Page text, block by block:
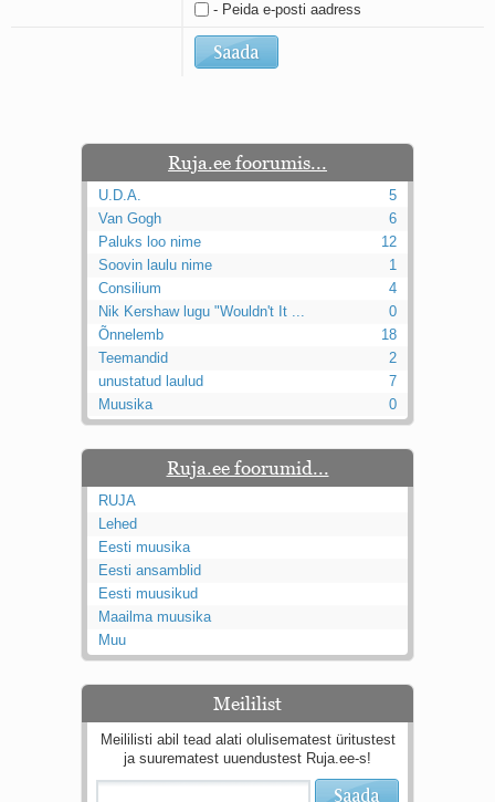
- Peida e-posti aadress
Ruja.ee foorumis...
U.D.A.
5
Van Gogh
6
Paluks loo nime
12
Soovin laulu nime
1
Consilium
4
Nik Kershaw lugu "Wouldn't It ...
0
Õnnelemb
18
Teemandid
2
unustatud laulud
7
Muusika
0
Ruja.ee foorumid...
RUJA
Lehed
Eesti muusika
Eesti ansamblid
Eesti muusikud
Maailma muusika
Muu
Meililist
Meililisti abil tead alati olulisematest üritustest
ja suurematest uuendustest Ruja.ee-s!